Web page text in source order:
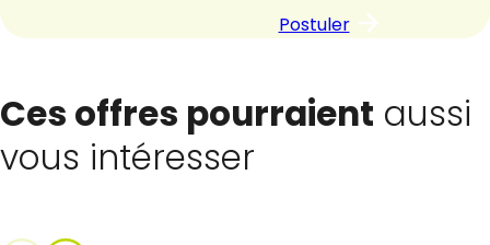
Postuler
Ces offres pourraient aussi
vous intéresser